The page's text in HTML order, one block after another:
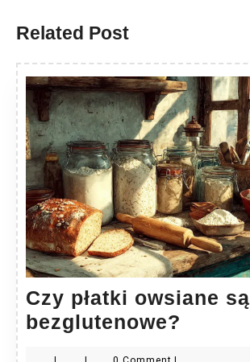
Related Post
Czy płatki owsiane są
bezglutenowe?